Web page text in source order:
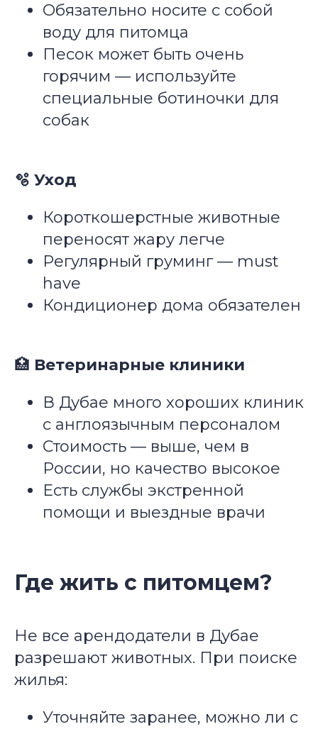
Обязательно носите с собой
воду для питомца
Песок может быть очень
горячим — используйте
специальные ботиночки для
собак
🫧 Уход
Короткошерстные животные
переносят жару легче
Регулярный груминг — must
have
Кондиционер дома обязателен
🏥 Ветеринарные клиники
В Дубае много хороших клиник
с англоязычным персоналом
Стоимость — выше, чем в
России, но качество высокое
Есть службы экстренной
помощи и выездные врачи
Где жить с питомцем?
Не все арендодатели в Дубае
разрешают животных. При поиске
жилья:
Уточняйте заранее, можно ли с